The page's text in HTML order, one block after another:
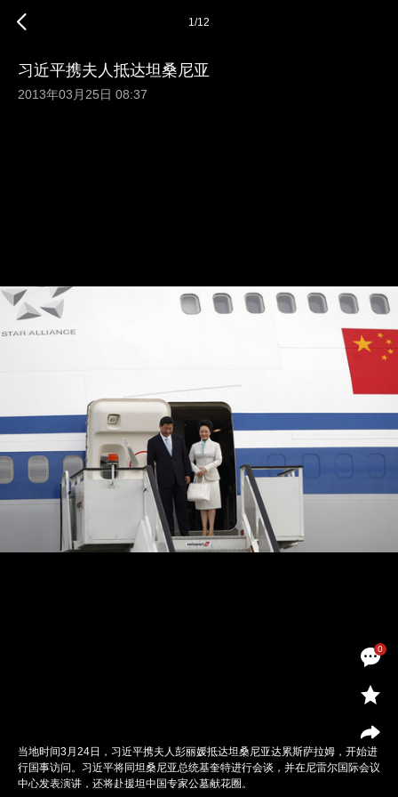
0
1/12
习近平携夫人抵达坦桑尼亚
2013年03月25日 08:37
当地时间3月24日，习近平携夫人彭丽媛抵达坦桑尼亚达累斯萨拉姆，开始进
行国事访问。习近平将同坦桑尼亚总统基奎特进行会谈，并在尼雷尔国际会议
中心发表演讲，还将赴援坦中国专家公墓献花圈。